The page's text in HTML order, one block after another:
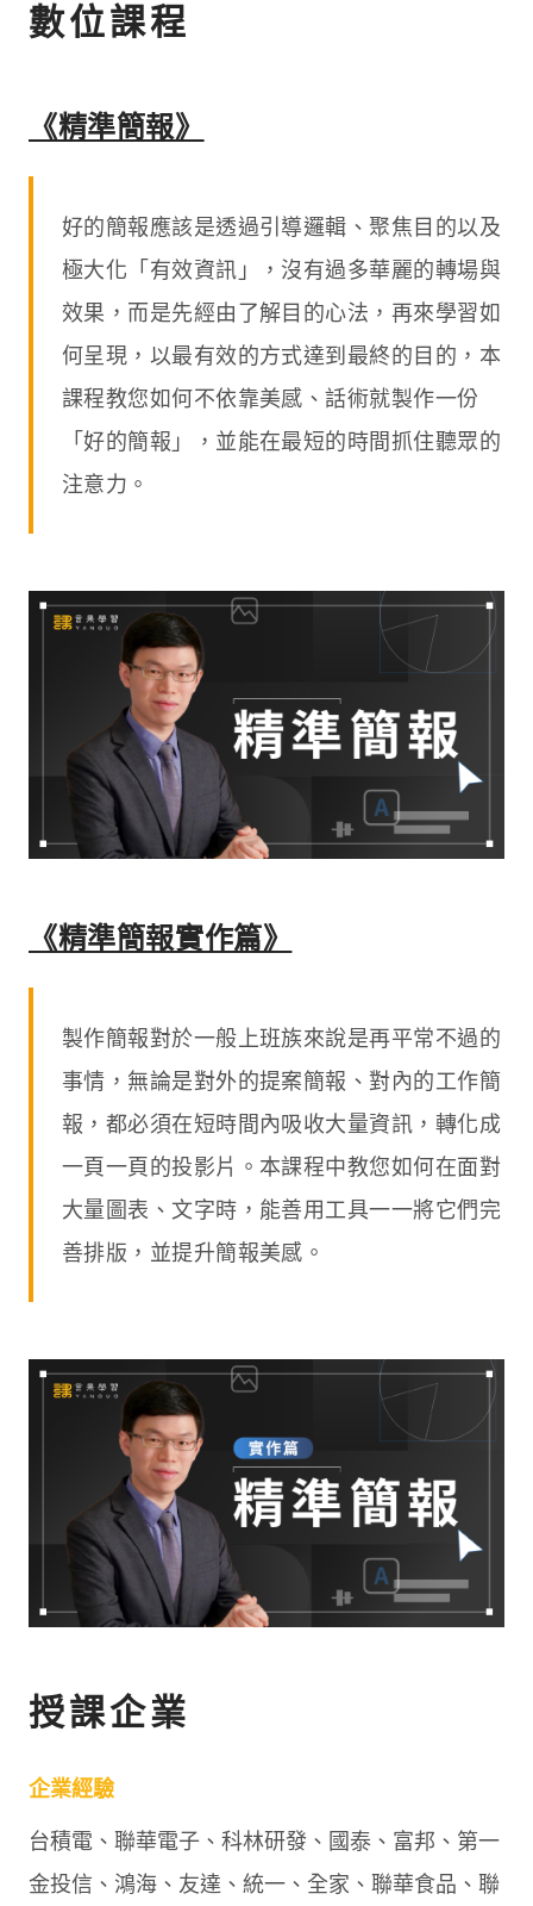
數位課程
《精準簡報》
好的簡報應該是透過引導邏輯、聚焦目的以及
極大化「有效資訊」，沒有過多華麗的轉場與
效果，而是先經由了解目的心法，再來學習如
何呈現，以最有效的方式達到最終的目的，本
課程教您如何不依靠美感、話術就製作一份
「好的簡報」，並能在最短的時間抓住聽眾的
注意力。
《精準簡報實作篇》
製作簡報對於一般上班族來說是再平常不過的
事情，無論是對外的提案簡報、對內的工作簡
報，都必須在短時間內吸收大量資訊，轉化成
一頁一頁的投影片。本課程中教您如何在面對
大量圖表、文字時，能善用工具一一將它們完
善排版，並提升簡報美感。
授課企業
企業經驗
台積電、聯華電子、科林研發、國泰、富邦、第一
金投信、鴻海、友達、統一、全家、聯華食品、聯